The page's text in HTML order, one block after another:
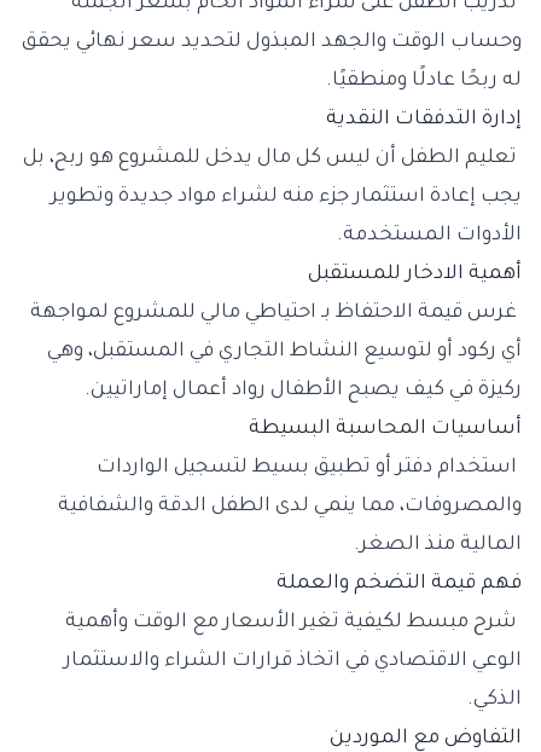
وحساب الوقت والجهد المبذول لتحديد سعر نهائي يحقق
له ربحًا عادلًا ومنطقيًا.
إدارة التدفقات النقدية
تعليم الطفل أن ليس كل مال يدخل للمشروع هو ربح، بل
يجب إعادة استثمار جزء منه لشراء مواد جديدة وتطوير
الأدوات المستخدمة.
أهمية الادخار للمستقبل
غرس قيمة الاحتفاظ بـ احتياطي مالي للمشروع لمواجهة
أي ركود أو لتوسيع النشاط التجاري في المستقبل، وهي
ركيزة في كيف يصبح الأطفال رواد أعمال إماراتيين.
أساسيات المحاسبة البسيطة
استخدام دفتر أو تطبيق بسيط لتسجيل الواردات
والمصروفات، مما ينمي لدى الطفل الدقة والشفافية
المالية منذ الصغر.
فهم قيمة التضخم والعملة
شرح مبسط لكيفية تغير الأسعار مع الوقت وأهمية
الوعي الاقتصادي في اتخاذ قرارات الشراء والاستثمار
الذكي.
التفاوض مع الموردين